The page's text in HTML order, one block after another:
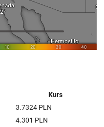
Kurs
3.7324 PLN
4.301 PLN